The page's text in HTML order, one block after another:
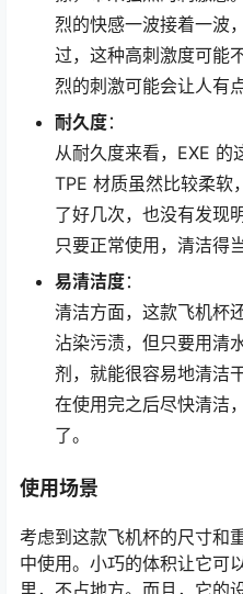
烈的快感一波接着一波
过，这种高刺激度可能
烈的刺激可能会让人有
耐久度：
从耐久度来看，EXE 的
TPE 材质虽然比较柔软
了好几次，也没有发现
只要正常使用，清洁得
易清洁度：
清洁方面，这款飞机杯
沾染污渍，但只要用清
剂，就能很容易地清洁
在使用完之后尽快清洁
了。
使用场景
考虑到这款飞机杯的尺寸和
中使用。小巧的体积让它可
里，不占地方。而且，它的